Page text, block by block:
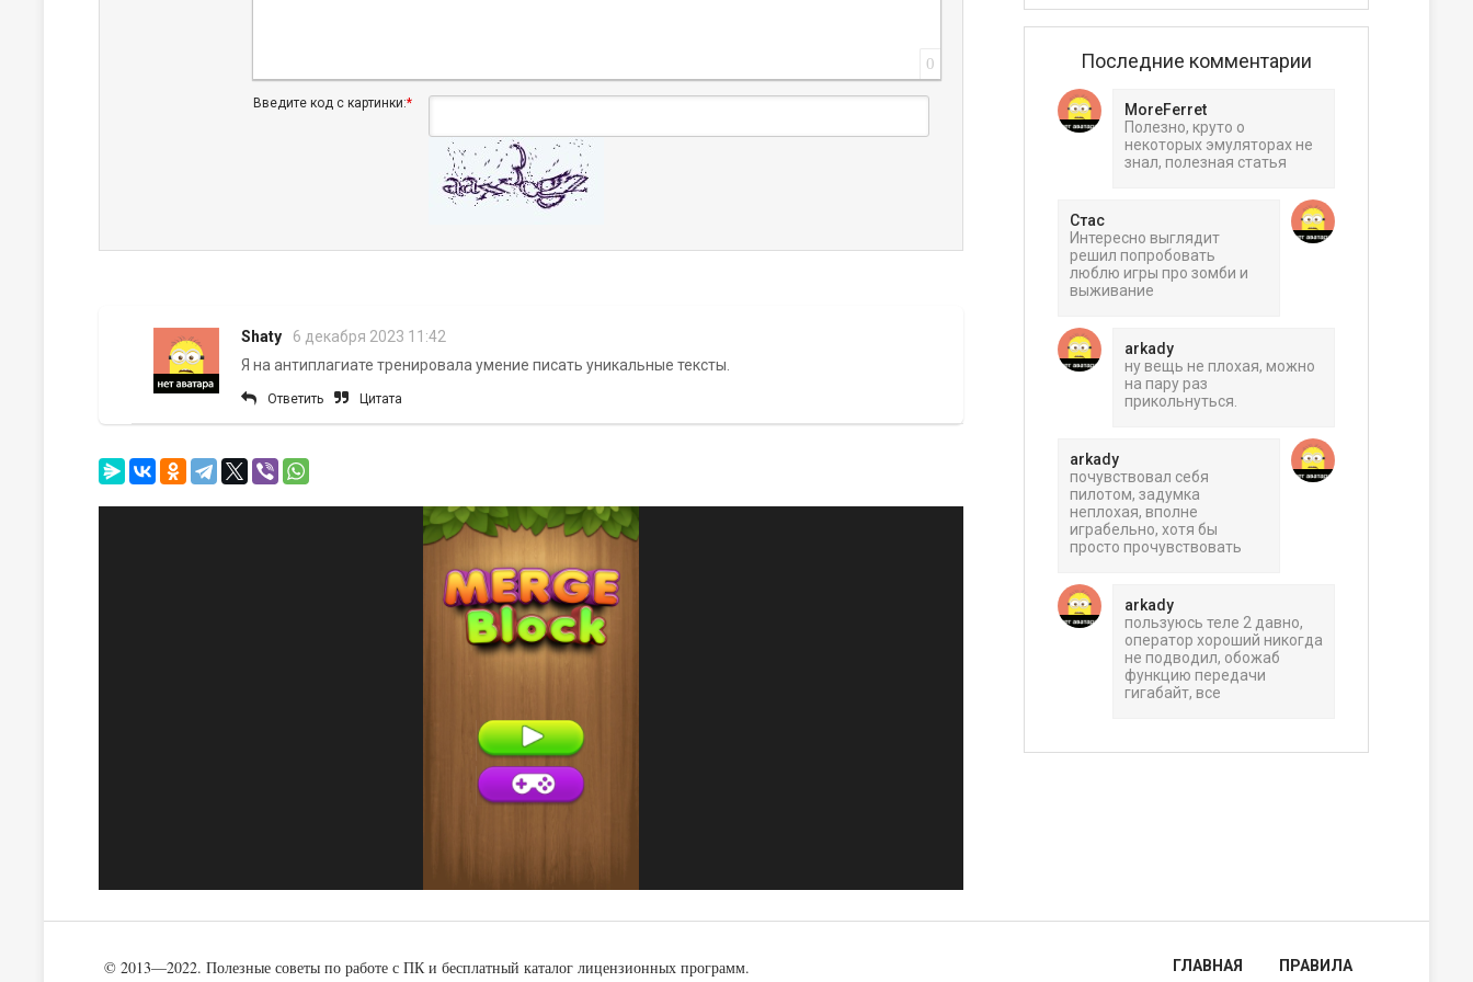
0
Введите код с картинки:*
Shaty
6 декабря 2023 11:42
Я на антиплагиате тренировала умение писать уникальные тексты.
Ответить Цитата
Последние комментарии
MoreFerret
Полезно, круто о
некоторых эмуляторах не
знал, полезная статья
Стас
Интересно выглядит
решил попробовать
люблю игры про зомби и
выживание
arkady
ну вещь не плохая, можно
на пару раз
прикольнуться.
arkady
почувствовал себя
пилотом, задумка
неплохая, вполне
играбельно, хотя бы
просто прочувствовать
arkady
пользуюсь теле 2 давно,
оператор хороший никогда
не подводил, обожаб
функцию передачи
гигабайт, все
ГЛАВНАЯ ПРАВИЛА
© 2013—2022. Полезные советы по работе с ПК и бесплатный каталог лицензионных программ.